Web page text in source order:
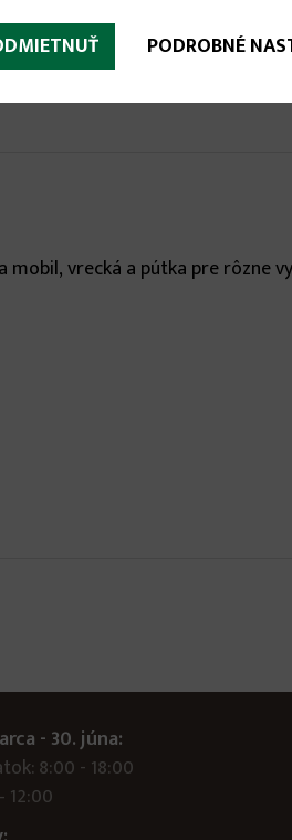
vrecká a pútka pre rôzne
- 30. júna:
8:00 - 18:00
12:00
PODROBNÉ